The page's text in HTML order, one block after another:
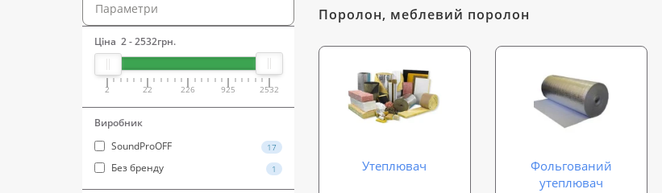
Параметри
Ціна 2-2532грн.
2 22 226 925 2532
Виробник
SoundProOFF
17
Без бренду 1
Поролон, меблевий поролон
Утеплювач
Фольгований
утеплювач